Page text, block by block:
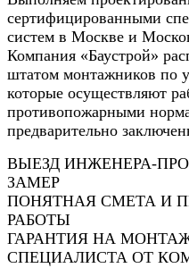
сертифицированными
систем в Москве и
Компания «Баустрой»
штатом монтажников по
которые осуществляют
противопожарными
предварительно
ВЫЕЗД ИНЖЕНЕРА-
ЗАМЕР
ПОНЯТНАЯ СМЕТА И
РАБОТЫ
ГАРАНТИЯ НА
СПЕЦИАЛИСТА ОТ